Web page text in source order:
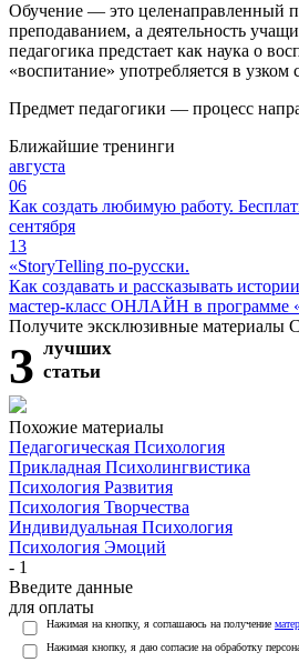
Обучение — это целенаправленный
преподаванием, а деятельность
педагогика предстает как наука о
«воспитание» употребляется в узком
Предмет педагогики — процесс
Ближайшие тренинги
августа
06
Как создать любимую работу.
сентября
13
«StoryTelling по-русски.
Как создавать и рассказывать
мастер-класс ОНЛАЙН в программе
Получите эксклюзивные материалы
3 лучших
статьи
Похожие материалы
Педагогическая Психология
Прикладная Психолингвистика
Психология Развития
Психология Творчества
Индивидуальная Психология
Психология Эмоций
- 1
Введите данные
для оплаты
Нажимая на кнопку, я соглашаюсь на получение
Нажимая кнопку, я даю согласие на обработку